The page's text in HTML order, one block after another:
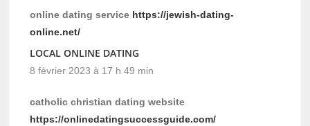
online dating service https://jewish-dating-
online.net/
LOCAL ONLINE DATING
8 février 2023 à 17 h 49 min
catholic christian dating website
https://onlinedatingsuccessguide.com/